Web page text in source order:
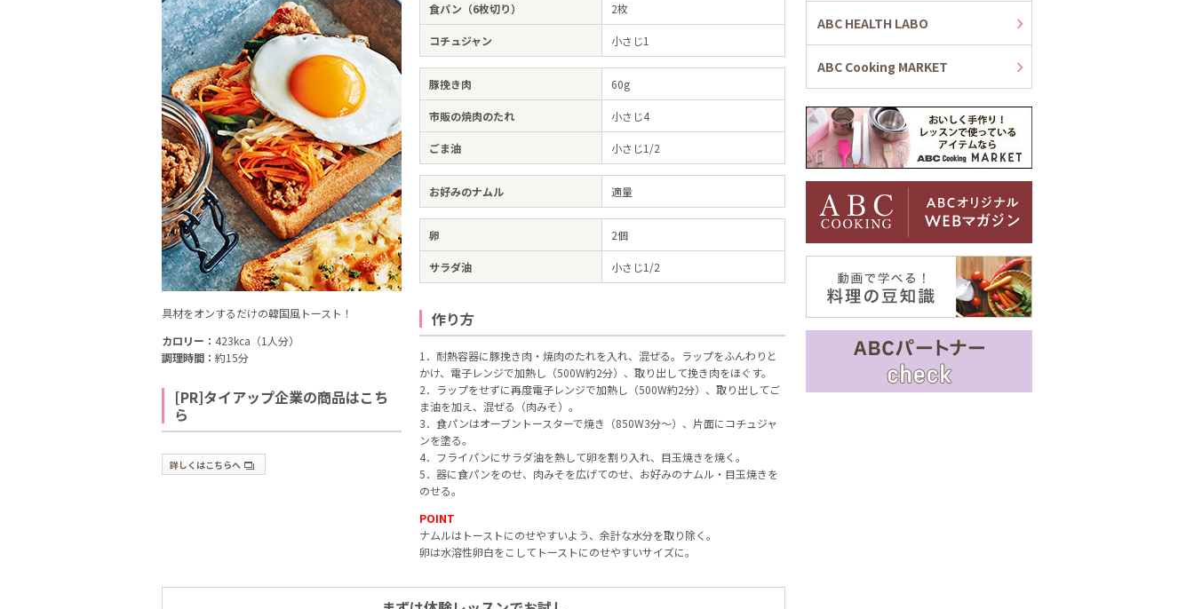
具材をオンするだけの韓国風トースト！
カロリー： 423kca（1人分）
調理時間： 約15分
[PR]タイアップ企業の商品はこち
ら
詳しくはこちらへ
食パン（6枚切り） 2枚
コチュジャン 小さじ1
豚挽き肉 60g
市販の焼肉のたれ 小さじ4
ごま油 小さじ1/2
お好みのナムル 適量
卵 2個
サラダ油 小さじ1/2
作り方
1．耐熱容器に豚挽き肉・焼肉のたれを入れ、混ぜる。ラップをふんわりと
かけ、電子レンジで加熱し（500W約2分）、取り出して挽き肉をほぐす。
2．ラップをせずに再度電子レンジで加熱し（500W約2分）、取り出してご
ま油を加え、混ぜる（肉みそ）。
3．食パンはオーブントースターで焼き（850W3分～）、片面にコチュジャ
ンを塗る。
4．フライパンにサラダ油を熱して卵を割り入れ、目玉焼きを焼く。
5．器に食パンをのせ、肉みそを広げてのせ、お好みのナムル・目玉焼きを
のせる。
POINT
ナムルはトーストにのせやすいよう、余計な水分を取り除く。
卵は水溶性卵白をこしてトーストにのせやすいサイズに。
ABC HEALTH LABO
ABC Cooking MARKET